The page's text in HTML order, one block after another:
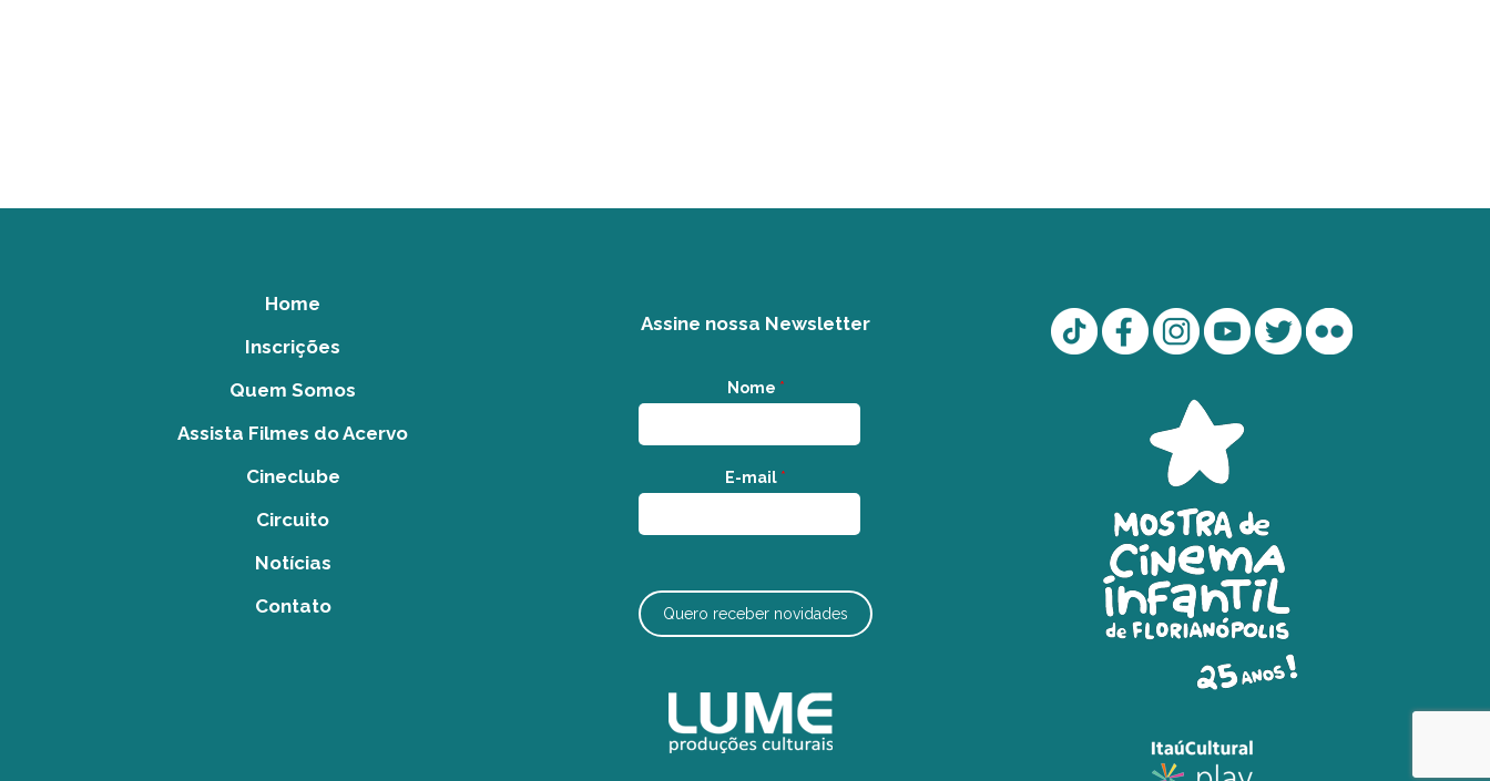
Home
Inscrições
Quem Somos
Assista Filmes do Acervo
Cineclube
Circuito
Notícias
Contato
Assine nossa Newsletter
Nome *
E-mail *
Quero receber novidades